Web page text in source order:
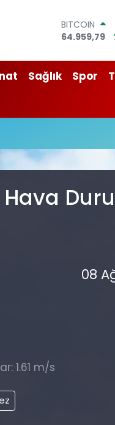
BITCOIN
64.959,79
47,7436
EURO
55,2510
BİST100
Sağlık Spor
Hava
08
1.61 m/s